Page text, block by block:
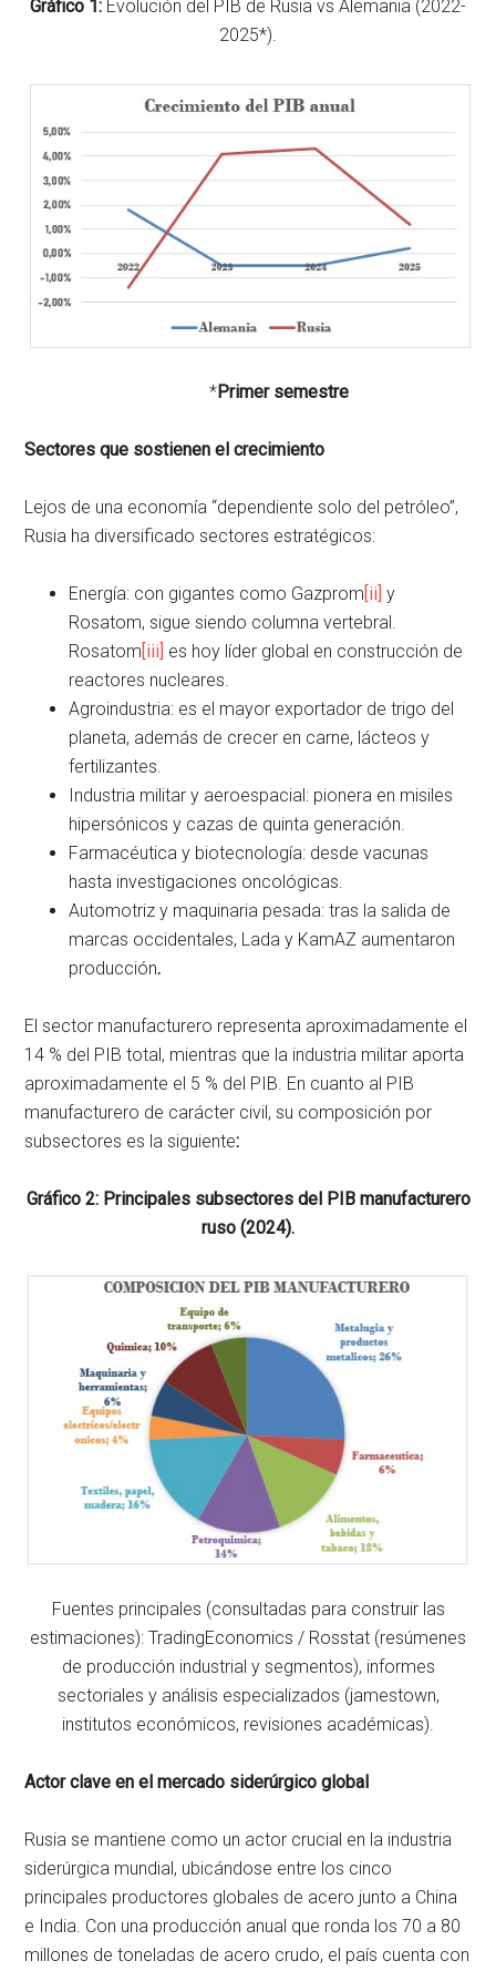
Gráfico 1: Evolución del PIB de Rusia vs Alemania (2022-
2025*).
*Primer semestre
Sectores que sostienen el crecimiento
Lejos de una economía “dependiente solo del petróleo”,
Rusia ha diversificado sectores estratégicos:
Energía: con gigantes como Gazprom [ii] y
Rosatom, sigue siendo columna vertebral.
Rosatom [iii] es hoy líder global en construcción de
reactores nucleares.
Agroindustria: es el mayor exportador de trigo del
planeta, además de crecer en carne, lácteos y
fertilizantes.
Industria militar y aeroespacial: pionera en misiles
hipersónicos y cazas de quinta generación.
Farmacéutica y biotecnología: desde vacunas
hasta investigaciones oncológicas.
Automotriz y maquinaria pesada: tras la salida de
marcas occidentales, Lada y KamAZ aumentaron
producción.
El sector manufacturero representa aproximadamente el
14 % del PIB total, mientras que la industria militar aporta
aproximadamente el 5 % del PIB. En cuanto al PIB
manufacturero de carácter civil, su composición por
subsectores es la siguiente:
Gráfico 2: Principales subsectores del PIB manufacturero
ruso (2024).
Fuentes principales (consultadas para construir las
estimaciones): TradingEconomics / Rosstat (resúmenes
de producción industrial y segmentos), informes
sectoriales y análisis especializados (jamestown,
institutos económicos, revisiones académicas).
Actor clave en el mercado siderúrgico global
Rusia se mantiene como un actor crucial en la industria
siderúrgica mundial, ubicándose entre los cinco
principales productores globales de acero junto a China
e India. Con una producción anual que ronda los 70 a 80
millones de toneladas de acero crudo, el país cuenta con